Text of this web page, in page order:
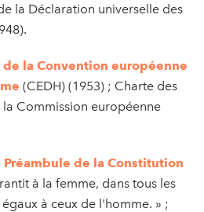
la Déclaration universelle des
de la Convention européenne
(CEDH) (1953) ; Charte des
Commission européenne
de la Constitution
à la femme, dans tous les
à ceux de l'homme. » ;